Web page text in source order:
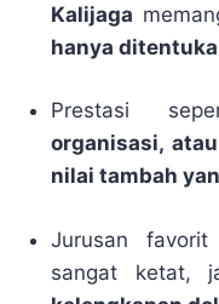
Kalijaga
hanya
Prestasi
organisasi,
nilai tambah
Jurusan
sangat ketat,